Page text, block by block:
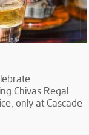
Chivas Regal
only at Cascade